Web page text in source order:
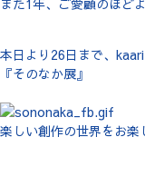
また1年、ご愛顧のほど
本日より26日まで、
『そのなか展』
楽しい創作の世界をお楽